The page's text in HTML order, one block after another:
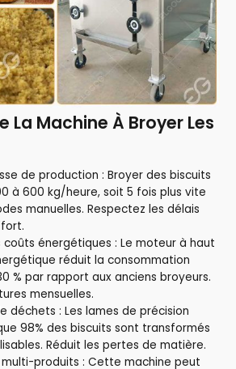
La Machine À Broyer Les
de production : Broyer des biscuits
à 600 kg/heure, soit 5 fois plus vite
manuelles. Respectez les délais
coûts énergétiques : Le moteur à haut
réduit la consommation
% par rapport aux anciens broyeurs.
mensuelles.
déchets : Les lames de précision
98% des biscuits sont transformés
Réduit les pertes de matière.
produits : Cette machine peut